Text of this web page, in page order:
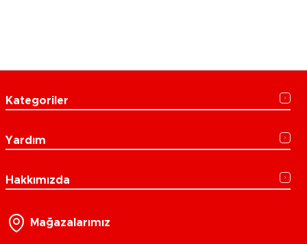
Kategoriler
Yardım
Hakkımızda
Mağazalarımız